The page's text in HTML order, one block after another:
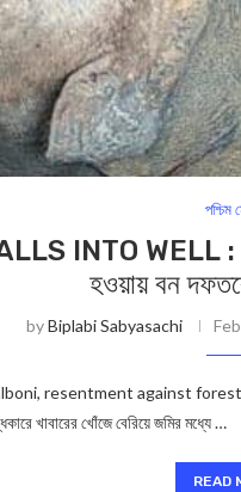
পশ্চিম
INTO WELL :
হওয়ায় বন
byBiplabi Sabyasachi
resentment against forest
খাবারের খোঁজে বেরিয়ে জমির মধ্যে …
READ